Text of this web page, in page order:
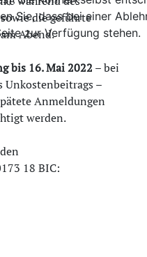
die geführte
Abend.
bis 16. Mai 2022 – bei
Unkostenbeitrags –
Anmel­dungen
werden.
18 BIC:
Sie, dass bei einer
zur Verfügung stehen.